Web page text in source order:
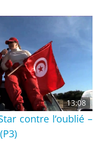
13:08
contre l’oublié –